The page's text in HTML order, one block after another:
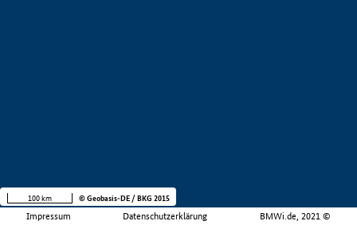
Impressum Datenschutzerklärung BMWi.de, 2021 ©
100 km © Geobasis-DE / BKG 2015